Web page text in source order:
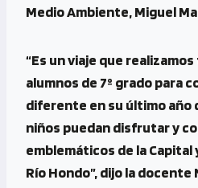
Medio Ambiente, Miguel
“Es un viaje que
alumnos de 7º grado para
diferente en su último año
niños puedan disfrutar y
emblemáticos de la Capital
Río Hondo”, dijo la docente